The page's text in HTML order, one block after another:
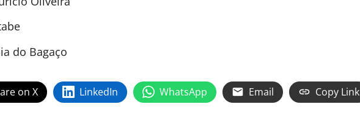
do Bagaço
on X LinkedIn WhatsApp Email Copy Link